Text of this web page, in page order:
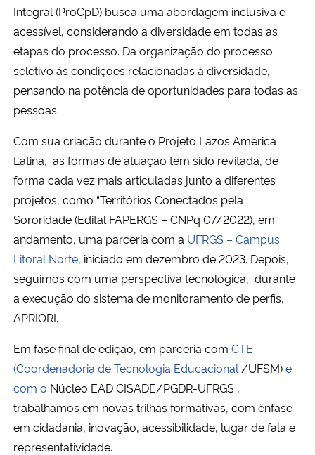
Ministério da Educação
Ministério da Cidadania
Ministério da Saúde
Ministério da Ciência, Tecnologia, Inovações e Comunicações
Ministério do Meio Ambiente
Ministério do Turismo
Ministério do Desenvolvimento Regional
Controladoria-Geral da União
Ministério da Mulher, da Família e dos Direitos Humanos
Secretaria-Geral
Secretaria de Governo
Integral (ProCpD) busca uma abordagem inclusiva e
acessível, considerando a diversidade em todas as
etapas do processo. Da organização do processo
seletivo às condições relacionadas à diversidade,
pensando na potência de oportunidades para todas as
pessoas.
Com sua criação durante o Projeto Lazos América
Latina, as formas de atuação tem sido revitada, de
forma cada vez mais articuladas junto a diferentes
projetos, como “Territórios Conectados pela
Sororidade (Edital FAPERGS – CNPq 07/2022), em
andamento, uma parceria com a UFRGS – Campus
Litoral Norte, iniciado em dezembro de 2023. Depois,
seguimos com uma perspectiva tecnológica, durante
a execução do sistema de monitoramento de perfis,
APRIORI.
Em fase final de edição, em parceria com CTE
(Coordenadoria de Tecnologia Educacional /UFSM)e
com o Núcleo EAD CISADE/PGDR-UFRGS ,
trabalhamos em novas trilhas formativas, com ênfase
em cidadania, inovação, acessibilidade, lugar de fala e
representatividade.